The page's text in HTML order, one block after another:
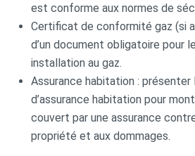
est conforme aux normes de
Certificat de conformité gaz (si
d’un document obligatoire pour
installation au gaz.
Assurance habitation :
d’assurance habitation pour
couvert par une assurance
propriété et aux dommages.